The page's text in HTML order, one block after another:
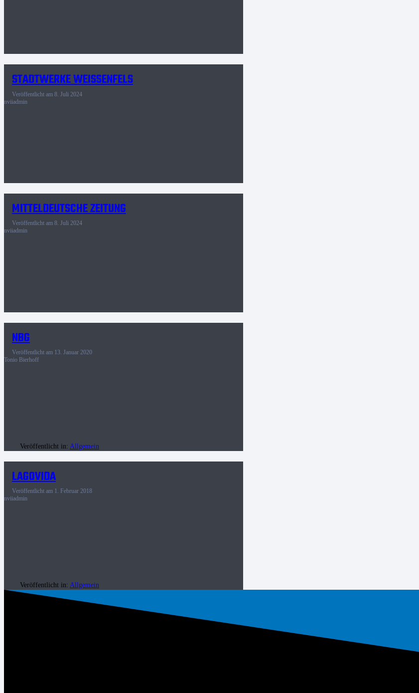
STADTWERKE WEISSENFELS
Veröffentlicht am 8. Juli 2024
nviiadmin
MITTELDEUTSCHE ZEITUNG
Veröffentlicht am 8. Juli 2024
nviiadmin
NBG
Veröffentlicht am 13. Januar 2020
Tonio Bierhoff
Veröffentlicht in: Allgemein
LAGOVIDA
Veröffentlicht am 1. Februar 2018
nviiadmin
Veröffentlicht in: Allgemein